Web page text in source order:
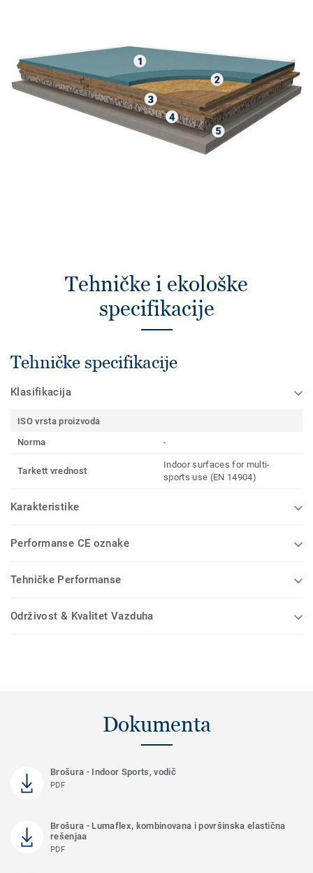
Tehničke i ekološke
specifikacije
Tehničke specifikacije
Klasifikacija
ISO vrsta proizvoda
Norma
-
Tarkett vrednost
Indoor surfaces for multi-
sports use (EN 14904)
Karakteristike
Performanse CE oznake
Tehničke Performanse
Održivost & Kvalitet Vazduha
Dokumenta
Brošura - Indoor Sports, vodič
PDF
Brošura - Lumaflex, kombinovana i površinska elastična
rešenjaa
PDF